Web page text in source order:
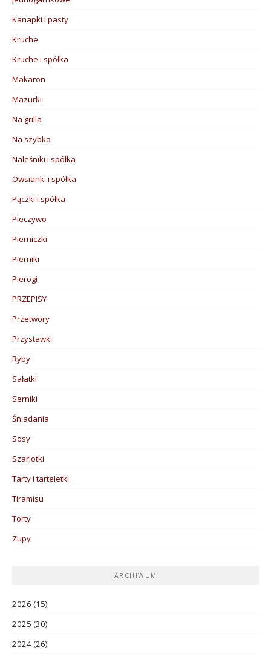
Kanapki i pasty
Kruche
Kruche i spółka
Makaron
Mazurki
Na grilla
Na szybko
Naleśniki i spółka
Owsianki i spółka
Pączki i spółka
Pieczywo
Pierniczki
Pierniki
Pierogi
PRZEPISY
Przetwory
Przystawki
Ryby
Sałatki
Serniki
Śniadania
Sosy
Szarlotki
Tarty i tarteletki
Tiramisu
Torty
Zupy
ARCHIWUM
2026 (15)
2025 (30)
2024(26)